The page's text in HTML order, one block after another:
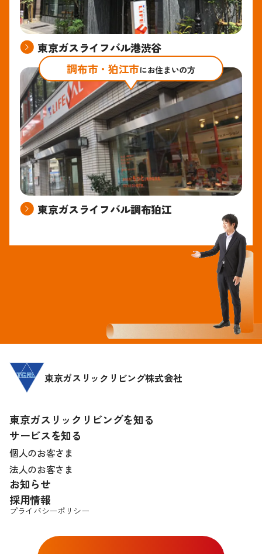
東京ガスライフバル港渋谷
調布市・狛江市にお住まいの方
東京ガスライフバル調布狛江
東京ガスリックリビング株式会社
東京ガスリックリビングを知る
サービスを知る
個人のお客さま
法人のお客さま
お知らせ
採用情報
プライバシーポリシー